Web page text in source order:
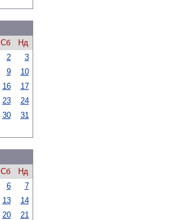
Сб
Нд
2
3
9
10
16
17
23
24
30 31
Сб
Нд
6
7
13
14
20 21